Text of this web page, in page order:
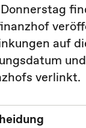
auf
verlinkt.